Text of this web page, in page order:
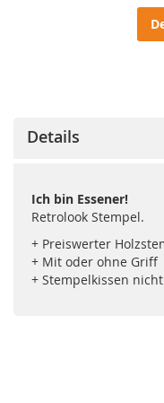
Details
Ich bin Essener!
Retrolook Stempel.
+ Preiswerter
+ Mit oder ohne Griff
+ Stempelkissen